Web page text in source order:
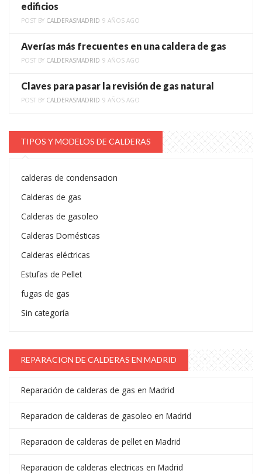
edificios
POST BY CALDERASMADRID 9 AÑOS AGO
Averías más frecuentes en una caldera de gas
POST BY CALDERASMADRID 9 AÑOS AGO
Claves para pasar la revisión de gas natural
POST BY CALDERASMADRID 9 AÑOS AGO
TIPOS Y MODELOS DE CALDERAS
calderas de condensacion
Calderas de gas
Calderas de gasoleo
Calderas Domésticas
Calderas eléctricas
Estufas de Pellet
fugas de gas
Sin categoría
REPARACION DE CALDERAS EN MADRID
Reparación de calderas de gas en Madrid
Reparacion de calderas de gasoleo en Madrid
Reparacion de calderas de pellet en Madrid
Reparacion de calderas electricas en Madrid